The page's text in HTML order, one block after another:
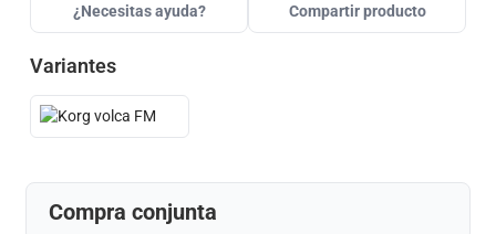
¿Necesitas ayuda? Compartir producto
Variantes
Compra conjunta